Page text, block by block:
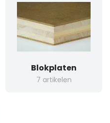
Blokplaten
7 artikelen